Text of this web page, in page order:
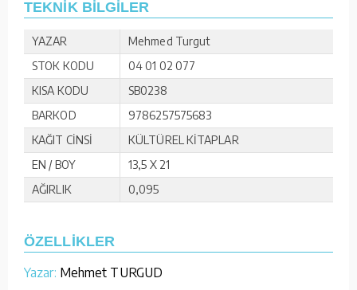
TEKNİK BİLGİLER
YAZAR
Mehmed Turgut
STOK KODU
04 01 02 077
KISA KODU
SB0238
BARKOD
9786257575683
KAĞIT CİNSİ
KÜLTÜREL KİTAPLAR
EN / BOY
13,5 X 21
AĞIRLIK
0,095
ÖZELLİKLER
Yazar: Mehmet TURGUD